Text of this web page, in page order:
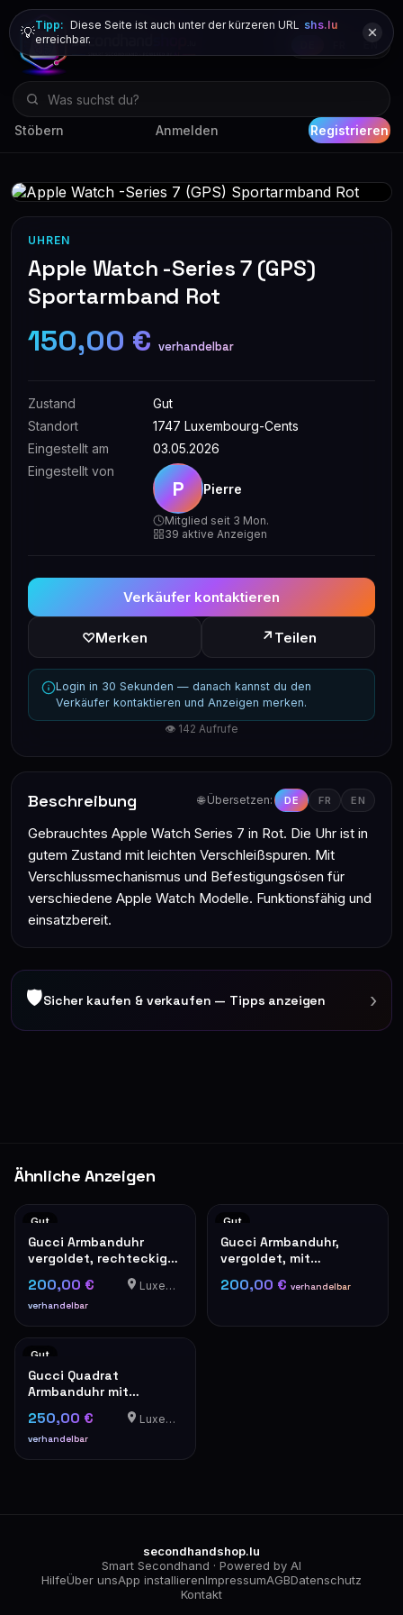
Stöbern Anmelden Registrieren
💡Tipp: Diese Seite ist auch unter der kürzeren URL shs.lu
erreichbar.
UHREN
Apple Watch -Series 7 (GPS)
Sportarmband Rot
150,00 € verhandelbar
Zustand
Gut
Standort
1747 Luxembourg-Cents
Eingestellt am
03.05.2026
Eingestellt von
P Pierre
Mitglied seit 3 Mon.
39 aktive Anzeigen
Verkäufer kontaktieren
♡Merken ↗ Teilen
Login in 30 Sekunden — danach kannst du den
Verkäufer kontaktieren und Anzeigen merken.
👁 142 Aufrufe
Beschreibung 🌐 Übersetzen: DE FR EN
Gebrauchtes Apple Watch Series 7 in Rot. Die Uhr ist in
gutem Zustand mit leichten Verschleißspuren. Mit
Verschlussmechanismus und Befestigungsösen für
verschiedene Apple Watch Modelle. Funktionsfähig und
einsatzbereit.
🛡Sicher kaufen & verkaufen — Tipps anzeigen ›
Ähnliche Anzeigen
Gut
Gucci Armbanduhr
vergoldet, rechteckiges
200,00 €
verhandelbar
Luxemburg
Gut
Gucci Armbanduhr,
vergoldet, mit
200,00 € verhandelbar
Gut
Gucci Quadrat
Armbanduhr mit
250,00 €
verhandelbar
Luxemburg
secondhandshop.lu
Smart Secondhand · Powered by AI
HilfeÜber unsApp installierenImpressumAGBDatenschutz
Kontakt